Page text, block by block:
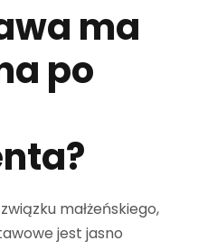
ma
po
małżeńskiego,
jest jasno